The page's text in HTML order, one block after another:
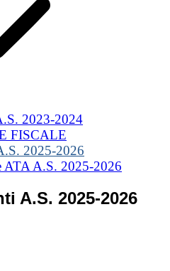
2023-2024
FISCALE
2025-2026
ATA A.S. 2025-2026
A.S. 2025-2026